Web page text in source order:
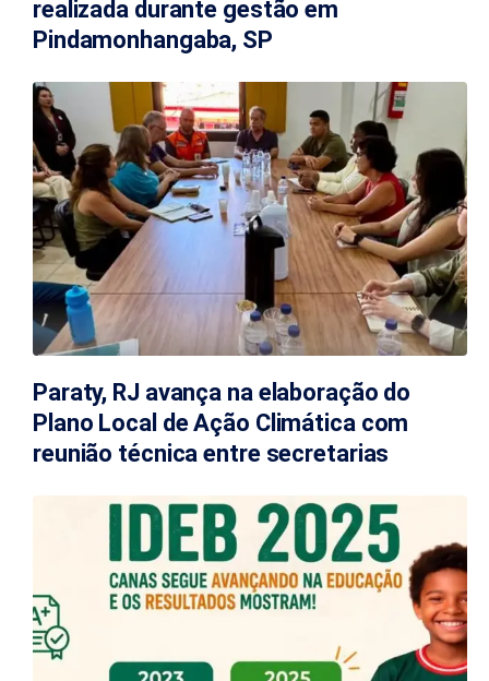
realizada durante gestão em
Pindamonhangaba, SP
Paraty, RJ avança na elaboração do
Plano Local de Ação Climática com
reunião técnica entre secretarias